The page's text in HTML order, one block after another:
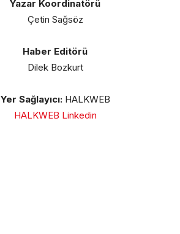
Yazar Koordinatörü
Çetin Sağsöz
Haber Editörü
Dilek Bozkurt
Yer Sağlayıcı:HALKWEB
HALKWEB Linkedin